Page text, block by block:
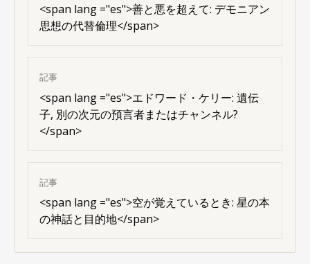
<span lang ="es">善と悪を超えて: デモニアン
思想の代替倫理</span>
記事
<span lang ="es">エドワード・ケリー: 遺伝
子, 別の次元の預言者またはチャンネル?
</span>
記事
<span lang ="es">空が覚えているとき: 星の本
の神話と目的地</span>